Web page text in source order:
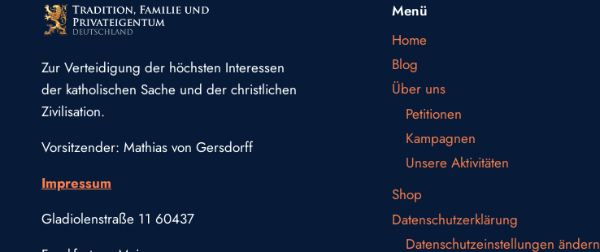
Zur Verteidigung der höchsten Interessen
der katholischen Sache und der christlichen
Zivilisation.
Vorsitzender: Mathias von Gersdorff
Impressum
Gladiolenstraße 11 60437
Menü
Home
Blog
Über uns
Petitionen
Kampagnen
Unsere Aktivitäten
Shop
Datenschutzerklärung
Datenschutzeinstellungen ändern